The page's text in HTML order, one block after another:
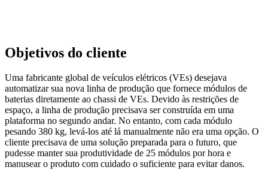
Objetivos do cliente
Uma fabricante global de veículos elétricos (VEs) desejava
automatizar sua nova linha de produção que fornece módulos de
baterias diretamente ao chassi de VEs. Devido às restrições de
espaço, a linha de produção precisava ser construída em uma
plataforma no segundo andar. No entanto, com cada módulo
pesando 380 kg, levá-los até lá manualmente não era uma opção. O
cliente precisava de uma solução preparada para o futuro, que
pudesse manter sua produtividade de 25 módulos por hora e
manusear o produto com cuidado o suficiente para evitar danos.